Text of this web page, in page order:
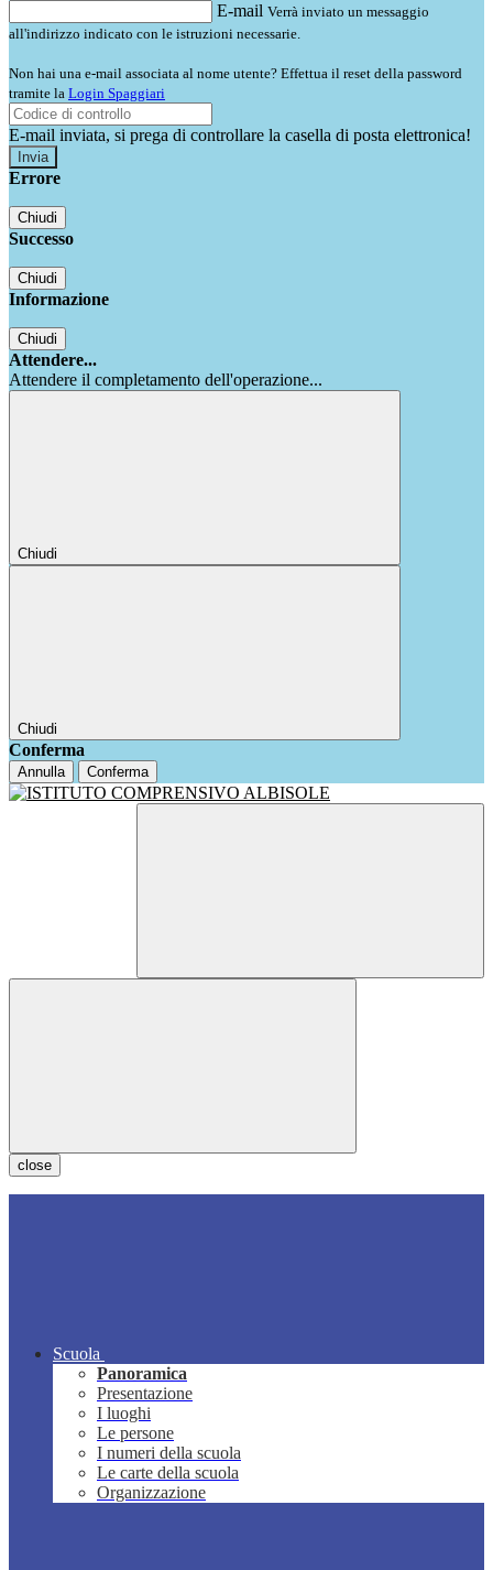
E-mail Verrà inviato un messaggio
all'indirizzo indicato con le istruzioni necessarie.
Non hai una e-mail associata al nome utente? Effettua il reset della password
tramite la Login Spaggiari
E-mail inviata, si prega di controllare la casella di posta elettronica!
Errore
Chiudi
Successo
Chiudi
Informazione
Chiudi
Attendere...
Attendere il completamento dell'operazione...
Chiudi
Chiudi
Conferma
Annulla Conferma
close
Scuola
Panoramica
Presentazione
I luoghi
Le persone
I numeri della scuola
Le carte della scuola
Organizzazione